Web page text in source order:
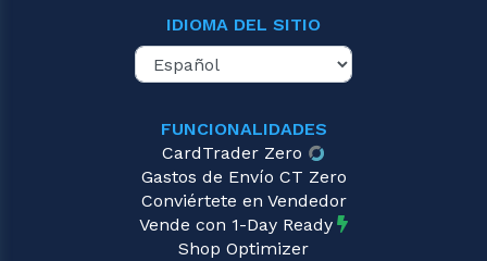
IDIOMA DEL SITIO
FUNCIONALIDADES
CardTrader Zero
Gastos de Envío CT Zero
Conviértete en Vendedor
Vende con 1-Day Ready
Shop Optimizer